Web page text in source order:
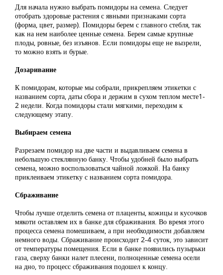
Для начала нужно выбрать помидоры на семена. Следует
отобрать здоровые растения с явными признаками сорта
(форма, цвет, размер). Помидоры берем с главного стебля, так
как на нем наиболее ценные семена. Берем самые крупные
плоды, ровные, без изъянов. Если помидоры еще не вызрели,
то можно взять и бурые.
Дозаривание
К помидорам, которые мы собрали, прикрепляем этикетки с
названием сорта, даты сбора и держим в сухом теплом месте1-
2 недели. Когда помидоры стали мягкими, переходим к
следующему этапу.
Выбираем семена
Разрезаем помидор на две части и выдавливаем семена в
небольшую стеклянную банку. Чтобы удобней было выбрать
семена, можно воспользоваться чайной ложкой. На банку
приклеиваем этикетку с названием сорта помидора.
Сбраживание
Чтобы лучше отделить семена от плаценты, кожицы и кусочков
мякоти оставляем их в банке для сбраживания. Во время этого
процесса семена помешиваем, а при необходимости добавляем
немного воды. Сбраживание происходит 2-4 суток, это зависит
от температуры помещения. Если в банке появились пузырьки
газа, сверху банки налет плесени, полноценные семена осели
на дно, то процесс сбраживания подошел к концу.